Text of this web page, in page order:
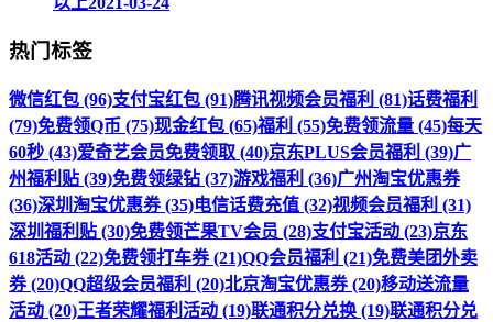
热门标签
微信红包 (96)支付宝红包 (91)腾讯视频会员福利 (81)话费福利
(79)免费领Q币 (75)现金红包 (65)福利 (55)免费领流量 (45)每天
60秒 (43)爱奇艺会员免费领取 (40)京东PLUS会员福利 (39)广
州福利贴 (39)免费领绿钻 (37)游戏福利 (36)广州淘宝优惠券
(36)深圳淘宝优惠券 (35)电信话费充值 (32)视频会员福利 (31)
深圳福利贴 (30)免费领芒果TV会员 (28)支付宝活动 (23)京东
618活动 (22)免费领打车券 (21)QQ会员福利 (21)免费美团外卖
券 (20)QQ超级会员福利 (20)北京淘宝优惠券 (20)移动送流量
活动 (20)王者荣耀福利活动 (19)联通积分兑换 (19)联通积分兑